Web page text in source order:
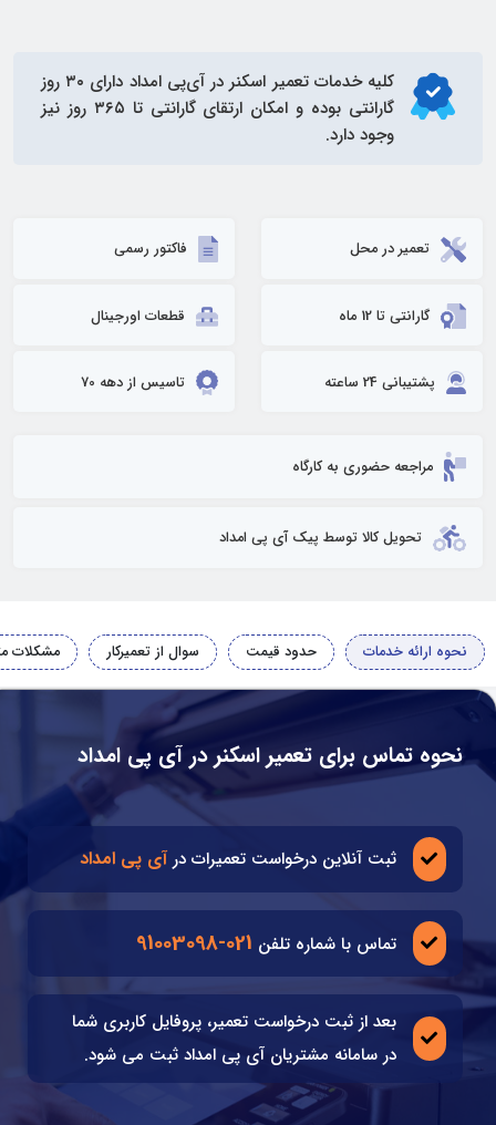
کلیه خدماتتعمیر اسکنر
در آی‌پی امداد دارای ۳۰ روز
گارانتی بوده و امکان ارتقای گارانتی تا ۳۶۵ روز نیز
وجود دارد.
تعمیر در محل فاکتور رسمی
گارانتی تا 12 ماه قطعات اورجینال
پشتیبانی 24 ساعته تاسیس از دهه 70
مراجعه حضوری به کارگاه
تحویل کالا توسط پیک آی پی امداد
نحوه ارائه خدمات حدود قیمت سوال از تعمیرکار مشکلات
نحوه تماس برای تعمیر اسکنر در آی پی امداد
ثبت آنلاین درخواست تعمیرات درآی پی امداد
تماس با شماره تلفن 021-91003098
بعد از ثبت درخواست تعمیر، پروفایل کاربری شما
در سامانه مشتریان آی پی امداد ثبت می شود.